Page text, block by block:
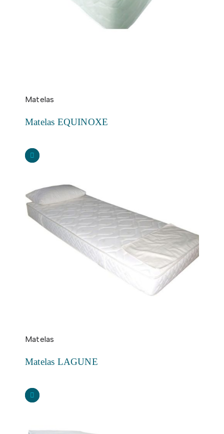
Matelas
Matelas EQUINOXE
Matelas
Matelas LAGUNE